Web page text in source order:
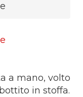
a mano, volto
in stoffa.